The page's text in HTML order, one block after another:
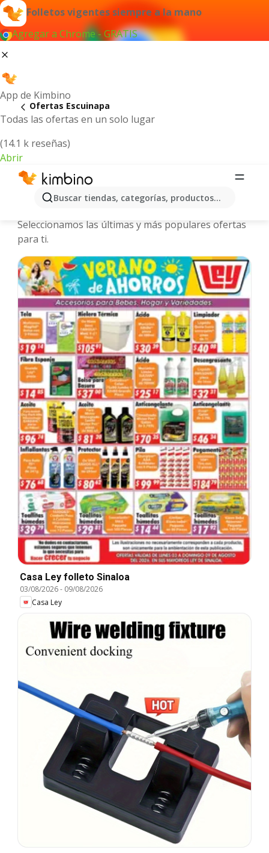
Folletos vigentes siempre a la mano
Agregar a Chrome - GRATIS
App de Kimbino
Todas las ofertas en un solo lugar
(14.1 k reseñas)
Abrir
Buscar tiendas, categorías, productos...
Ofertas Escuinapa
Escuinapa - Folletos y ofertas más
Seleccionamos las últimas y más populares ofertas
para ti.
Casa Ley folleto Sinaloa
03/08/2026- 09/08/2026
Casa Ley